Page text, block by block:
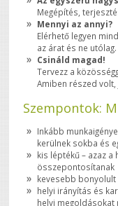
Megépítés,
Mennyi az annyi?
Elérhető legyen
az árat és ne utólag.
Csináld magad!
Tervezz a
Amiben részed
Szempontok:
Inkább
kerülnek sokba és
kis léptékű – azaz a
összepontosítanak
kevesebb
helyi irányítás és
helyi megoldásokat